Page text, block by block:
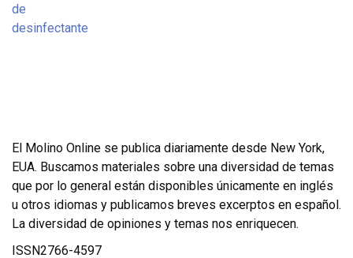
El Molino Online se publica diariamente desde New York,
EUA. Buscamos materiales sobre una diversidad de temas
que por lo general están disponibles únicamente en inglés
u otros idiomas y publicamos breves excerptos en español.
La diversidad de opiniones y temas nos enriquecen.
ISSN2766-4597